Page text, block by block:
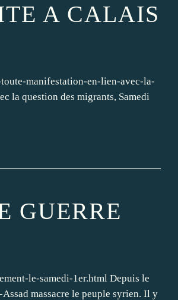
A CALAIS
manifestation-en-lien-avec-la-
la question des migrants, Samedi
GUERRE
le-samedi-1er.html Depuis le
massacre le peuple syrien. Il y